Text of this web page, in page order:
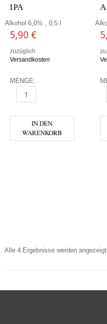
IPA
Alkohol 6,0% , 0,5 l
5,90 €
zuzüglich
Versandkosten
MENGE:
O´HARA´S - 51ST STATE IPA
IN DEN
WARENKORB
Alle 4 Ergebnisse werden angezeigt